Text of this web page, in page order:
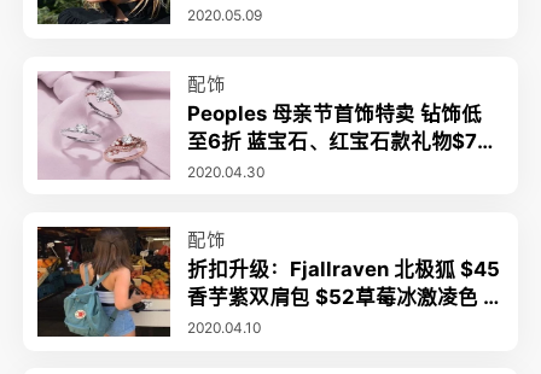
9收Chole墨镜
2020.05.09
配饰
Peoples 母亲节首饰特卖 钻饰低
至6折 蓝宝石、红宝石款礼物$79
起
2020.04.30
配饰
折扣升级：Fjallraven 北极狐 $45
香芋紫双肩包 $52草莓冰激凌色 6
折起+额外7折 收腰包好时机
2020.04.10